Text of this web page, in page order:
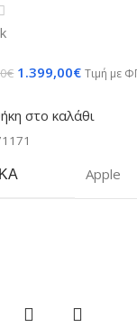
€ 1.399,00€ Τιμή με
στο καλάθι
Apple